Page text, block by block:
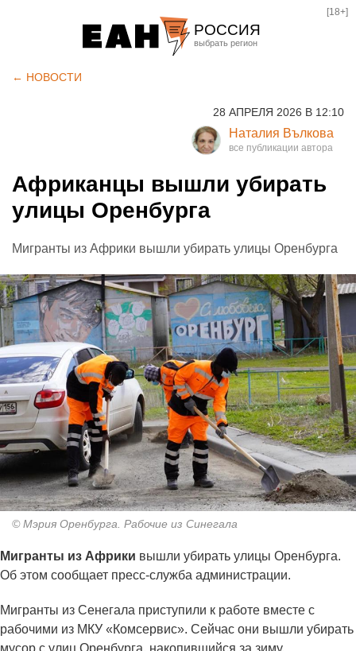
РОССИЯ
Курган
Оренбург
[18+]
← НОВОСТИ
28 АПРЕЛЯ 2026 В 12:10
Наталия Вълкова
Африканцы вышли убирать
улицы Оренбурга
Мигранты из Африки вышли убирать улицы Оренбурга
© Мэрия Оренбурга. Рабочие из Синегала
Мигранты из Африки вышли убирать улицы Оренбурга.
Об этом сообщает пресс-служба администрации.
Мигранты из Сенегала приступили к работе вместе с
рабочими из МКУ «Комсервис». Сейчас они вышли убирать